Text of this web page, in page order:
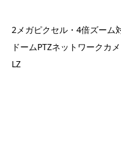
2メガピクセル・4倍ズーム
ドームPTZネットワークカ
LZ